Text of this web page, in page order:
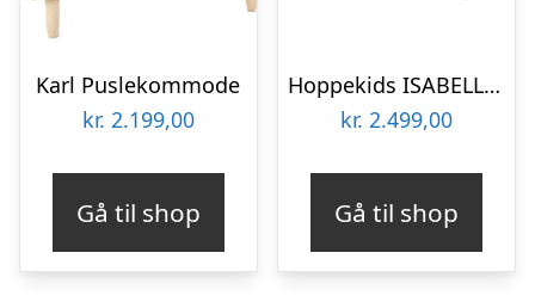
Karl Puslekommode
kr. 2.199,00
Gå til shop
Hoppekids ISABELLA – Puslekommode – Hvid
kr. 2.499,00
Gå til shop